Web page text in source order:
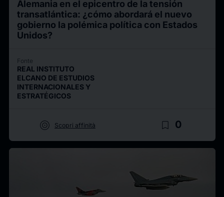
Alemania en el epicentro de la tensión
transatlántica: ¿cómo abordará el nuevo
gobierno la polémica política con Estados
Unidos?
Fonte
REAL INSTITUTO
ELCANO DE ESTUDIOS
INTERNACIONALES Y
ESTRATÉGICOS
target Scopri affinità bookmark_border 0